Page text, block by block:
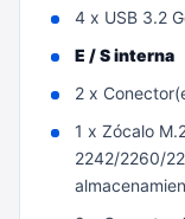
4 x USB 3.2
E / S interna
2 x
1 x Zócalo
2242/2260/